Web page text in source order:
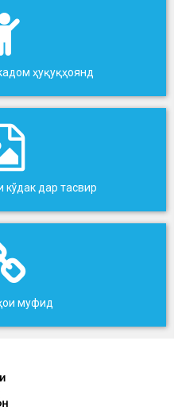
ҳуқуқҳоянд
дар тасвир
муфид